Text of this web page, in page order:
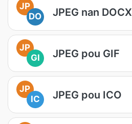
JP
DO
JPEG nan DOCX
JP
GI
JPEG pou GIF
JP
IC
JPEG pou ICO